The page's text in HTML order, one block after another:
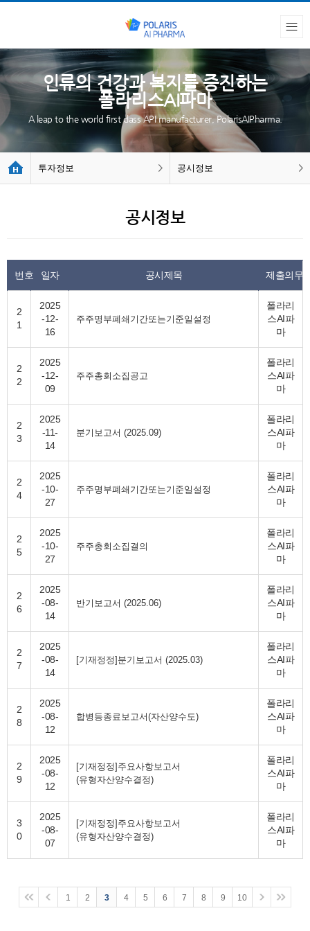
인류의 건강과 복지를 증진하는
폴라리스AI파마
A leap to the world first class API manufacturer, PolarisAIPharma.
투자정보 공시정보
공시정보
번호 일자 공시제목 제출의무
2
1
2025
-12-
16
주주명부폐쇄기간또는기준일설정
폴라리
스AI파
마
2
2
2025
-12-
09
주주총회소집공고
폴라리
스AI파
마
2
3
2025
-11-
14
분기보고서 (2025.09)
폴라리
스AI파
마
2
4
2025
-10-
27
주주명부폐쇄기간또는기준일설정
폴라리
스AI파
마
2
5
2025
-10-
27
주주총회소집결의
폴라리
스AI파
마
2
6
2025
-08-
14
반기보고서 (2025.06)
폴라리
스AI파
마
2
7
2025
-08-
14
[기재정정]분기보고서 (2025.03)
폴라리
스AI파
마
2
8
2025
-08-
12
합병등종료보고서(자산양수도)
폴라리
스AI파
마
2
9
2025
-08-
12
[기재정정]주요사항보고서
(유형자산양수결정)
폴라리
스AI파
마
3
0
2025
-08-
07
[기재정정]주요사항보고서
(유형자산양수결정)
폴라리
스AI파
마
1 2 3 4 5 6 7 8 9 10